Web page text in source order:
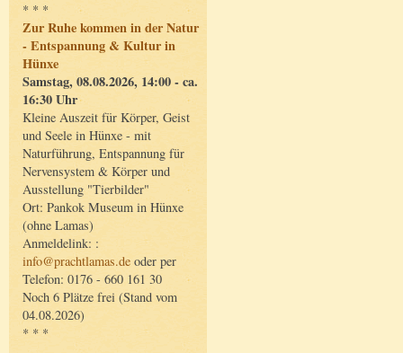
* * *
Zur Ruhe kommen in der Natur
- Entspannung & Kultur in
Hünxe
Samstag, 08.08.2026, 14:00 - ca.
16:30 Uhr
Kleine Auszeit für Körper, Geist
und Seele in Hünxe - mit
Naturführung, Entspannung für
Nervensystem & Körper und
Ausstellung "Tierbilder"
Ort: Pankok Museum in Hünxe
(ohne Lamas)
Anmeldelink: :
info@prachtlamas.de oder per
Telefon: 0176 - 660 161 30
Noch 6 Plätze frei (Stand vom
04.08.2026)
* * *